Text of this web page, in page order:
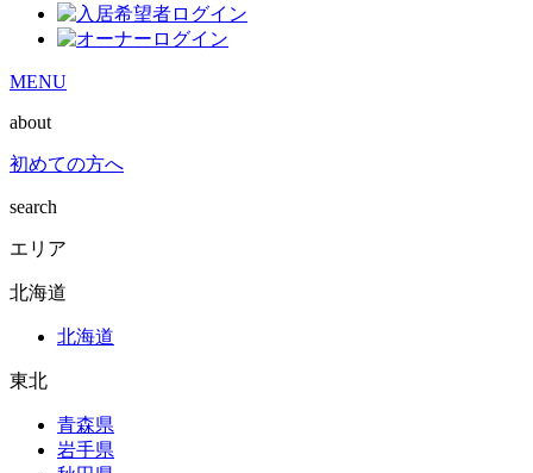
MENU
about
初めての方へ
search
エリア
北海道
北海道
東北
青森県
岩手県